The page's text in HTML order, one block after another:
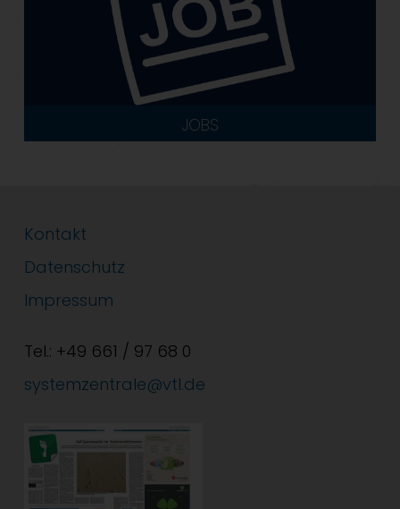
JOBS
Kontakt
Datenschutz
Impressum
Tel.: +49 661 / 97 68 0
systemzentrale@vtl.de